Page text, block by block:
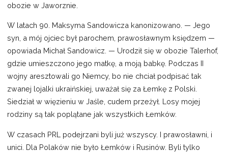
obozie w Jaworznie.
W latach 90. Maksyma Sandowicza kanonizowano. — Jego
syn, a mój ojciec był parochem, prawosławnym księdzem —
opowiada Michał Sandowicz. — Urodził się w obozie Talerhof,
gdzie umieszczono jego matkę, a moją babkę. Podczas II
wojny aresztowali go Niemcy, bo nie chciał podpisać tak
zwanej lojalki ukraińskiej, uważał się za Łemkę z Polski.
Siedział w więzieniu w Jaśle, cudem przeżył. Losy mojej
rodziny są tak poplątane jak wszystkich Łemków.
W czasach PRL podejrzani byli już wszyscy. I prawosławni, i
unici. Dla Polaków nie było Łemków i Rusinów. Byli tylko